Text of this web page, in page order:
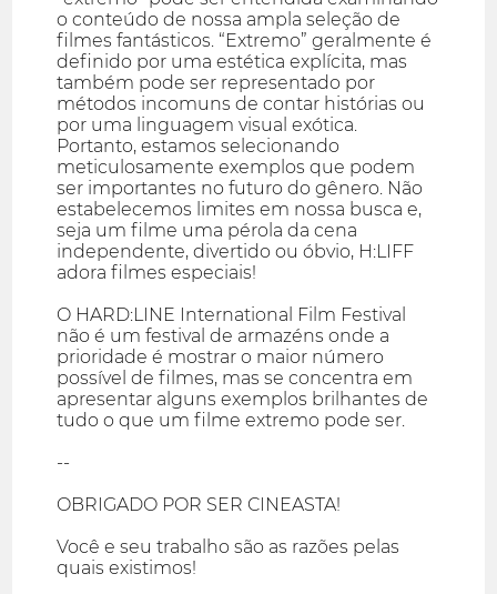
o conteúdo de nossa ampla seleção de
filmes fantásticos. “Extremo” geralmente é
definido por uma estética explícita, mas
também pode ser representado por
métodos incomuns de contar histórias ou
por uma linguagem visual exótica.
Portanto, estamos selecionando
meticulosamente exemplos que podem
ser importantes no futuro do gênero. Não
estabelecemos limites em nossa busca e,
seja um filme uma pérola da cena
independente, divertido ou óbvio, H:LIFF
adora filmes especiais!
O HARD:LINE International Film Festival
não é um festival de armazéns onde a
prioridade é mostrar o maior número
possível de filmes, mas se concentra em
apresentar alguns exemplos brilhantes de
tudo o que um filme extremo pode ser.
--
OBRIGADO POR SER CINEASTA!
Você e seu trabalho são as razões pelas
quais existimos!